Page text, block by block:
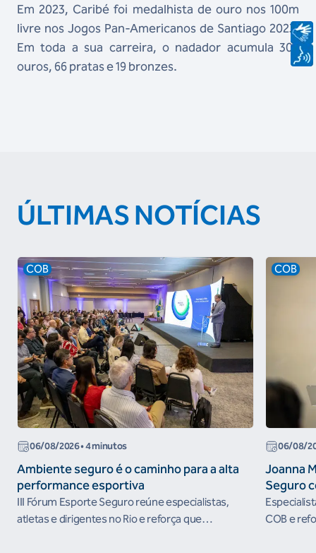
Em 2023, Caribé foi medalhista de ouro nos 100m
livre nos Jogos Pan-Americanos de Santiago 2023.
Em toda a sua carreira, o nadador acumula 305
ouros, 66 pratas e 19 bronzes.
ÚLTIMAS NOTÍCIAS
COB
06/08/2026• 4 minutos
Ambiente seguro é o caminho para a alta
performance esportiva
III Fórum Esporte Seguro reúne especialistas,
atletas e dirigentes no Rio e reforça que
COB
06/08/
Joanna
Seguro
COB e